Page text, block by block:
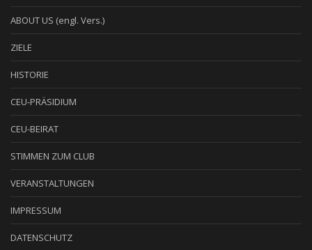
ABOUT US (engl. Vers.)
ZIELE
HISTORIE
CEU-PRÄSIDIUM
CEU-BEIRAT
STIMMEN ZUM CLUB
VERANSTALTUNGEN
IMPRESSUM
DATENSCHUTZ